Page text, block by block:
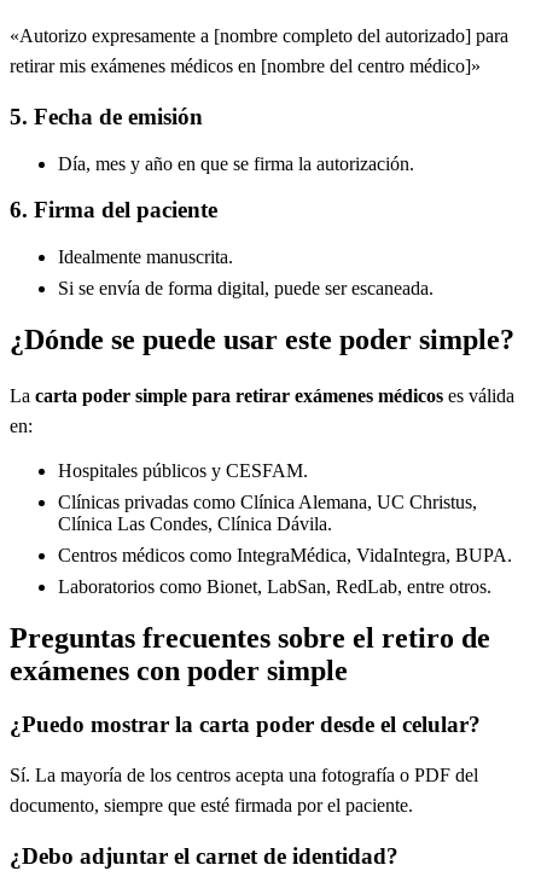
«Autorizo expresamente a [nombre completo del autorizado] para
retirar mis exámenes médicos en [nombre del centro médico]»
5. Fecha de emisión
Día, mes y año en que se firma la autorización.
6. Firma del paciente
Idealmente manuscrita.
Si se envía de forma digital, puede ser escaneada.
¿Dónde se puede usar este poder simple?
La carta poder simple para retirar exámenes médicos es válida
en:
Hospitales públicos y CESFAM.
Clínicas privadas como Clínica Alemana, UC Christus,
Clínica Las Condes, Clínica Dávila.
Centros médicos como IntegraMédica, VidaIntegra, BUPA.
Laboratorios como Bionet, LabSan, RedLab, entre otros.
Preguntas frecuentes sobre el retiro de
exámenes con poder simple
¿Puedo mostrar la carta poder desde el celular?
Sí. La mayoría de los centros acepta una fotografía o PDF del
documento, siempre que esté firmada por el paciente.
¿Debo adjuntar el carnet de identidad?